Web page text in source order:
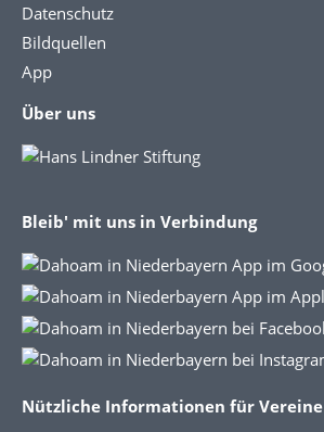
Datenschutz
Bildquellen
App
Über uns
Bleib' mit uns in Verbindung
Nützliche Informationen für Vereine